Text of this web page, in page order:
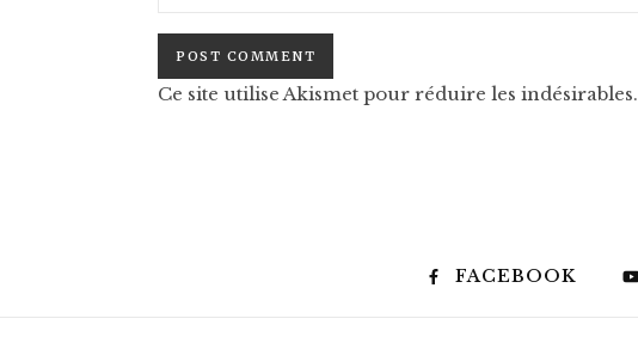
Ce site utilise Akismet pour réduire les indésirables.
FACEBOOK